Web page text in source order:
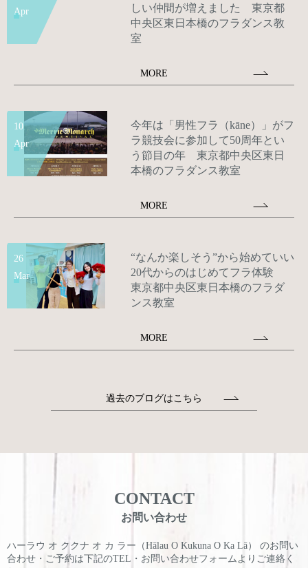
Apr
しい仲間が増えました 東京都
中央区東日本橋のフラダンス教
室
MORE
10
Apr
今年は「男性フラ（kāne）」がフ
ラ競技会に参加して50周年とい
う節目の年 東京都中央区東日
本橋のフラダンス教室
MORE
26
Mar
“なんか楽しそう”から始めていい
20代からのはじめてフラ体験
東京都中央区東日本橋のフラダ
ンス教室
MORE
過去のブログはこちら
CONTACT
お問い合わせ
ハーラウ オ ククナ オ カ ラー（Hālau O Kukuna O Ka Lā） のお問い
合わせ・ご予約は下記のTEL・お問い合わせフォームよりご連絡く